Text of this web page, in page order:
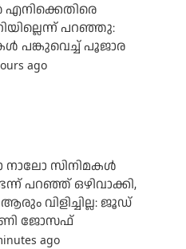
പറഞ്ഞു:
പങ്കുവെച്ച് പൂജാര
ago
നാലോ സിനിമകൾ
പറഞ്ഞ് ഒഴിവാക്കി,
ആരും വിളിച്ചില്ല: ജൂഡ്
ജോസഫ്
ago